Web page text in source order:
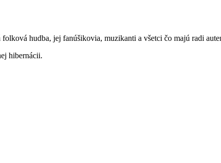
folková hudba, jej fanúšikovia, muzikanti a všetci čo majú radi
hibernácii.